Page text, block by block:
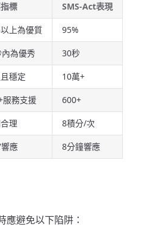
標 SMS-Act表現
上為優質 95%
為優秀 30秒
穩定 10萬+
服務支援 600+
理 8積分/次
應 8分鐘響應
應避免以下陷阱：